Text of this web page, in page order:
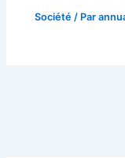
Société / Par